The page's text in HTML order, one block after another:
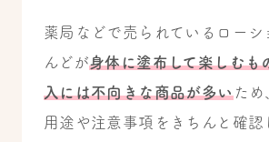
薬局などで売られているローシ
んどが身体に塗布して楽しむも
入には不向きな商品が多いため
用途や注意事項をきちんと確認